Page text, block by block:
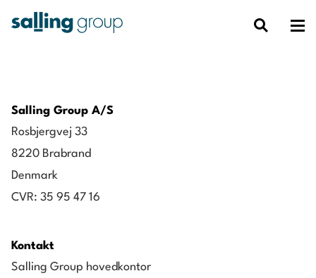
Salling Group A/S
Rosbjergvej 33
8220 Brabrand
Denmark
CVR: 35 95 47 16
Kontakt
Salling Group hovedkontor